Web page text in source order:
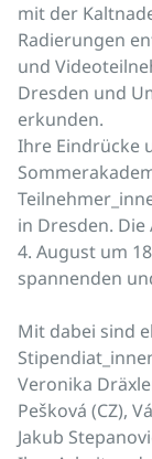
mit der
Radierungen
und
Dresden und
erkunden.
Ihre Eindrücke
in Dresden.
4. August um
spannenden
Mit dabei sind
Veronika
Pešková (CZ),
Jakub